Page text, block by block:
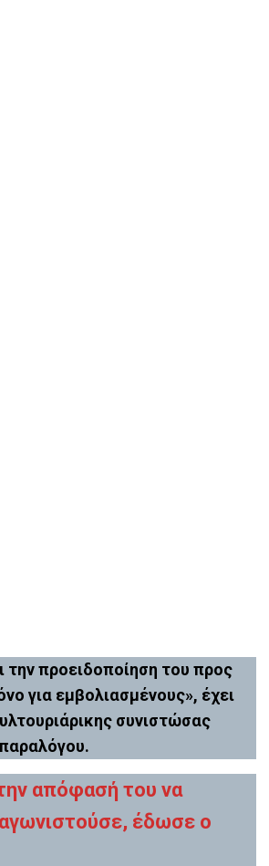
προειδοποίηση του προς
για εμβολιασμένους», έχει
συνιστώσας
απόφασή του να
έδωσε ο